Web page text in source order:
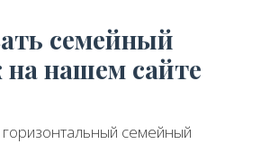
семейный
нашем сайте
горизонтальный семейный